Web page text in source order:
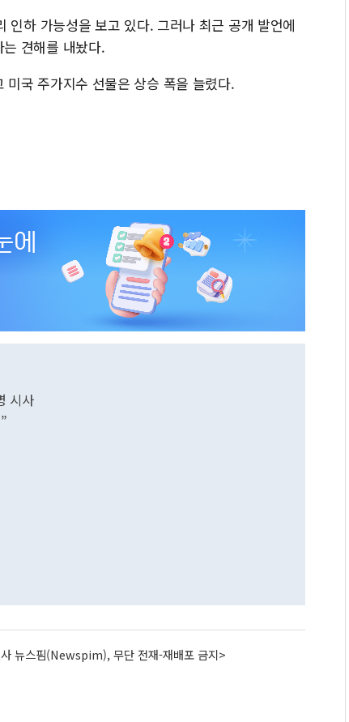
인하 가능성을 보고 있다. 그러나 최근 공개 발언에
견해를 내놨다.
국 주가지수 선물은 상승 폭을 늘렸다.
시사
뉴스핌(Newspim), 무단 전재-재배포 금지>